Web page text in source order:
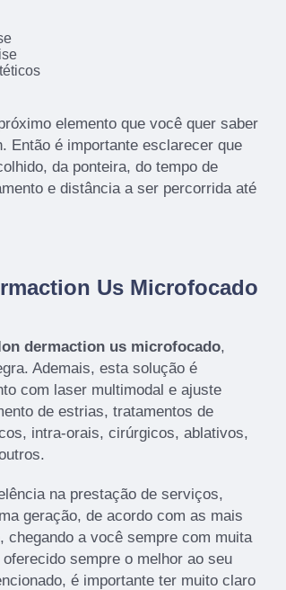
elemento que você quer saber
Então é importante esclarecer que
da ponteira, do tempo de
e distância a ser percorrida até
Us Microfocado
dermaction us microfocado,
Ademais, esta solução é
com laser multimodal e ajuste
de estrias, tratamentos de
intra-orais, cirúrgicos, ablativos,
na prestação de serviços,
geração, de acordo com as mais
chegando a você sempre com muita
sempre o melhor ao seu
é importante ter muito claro